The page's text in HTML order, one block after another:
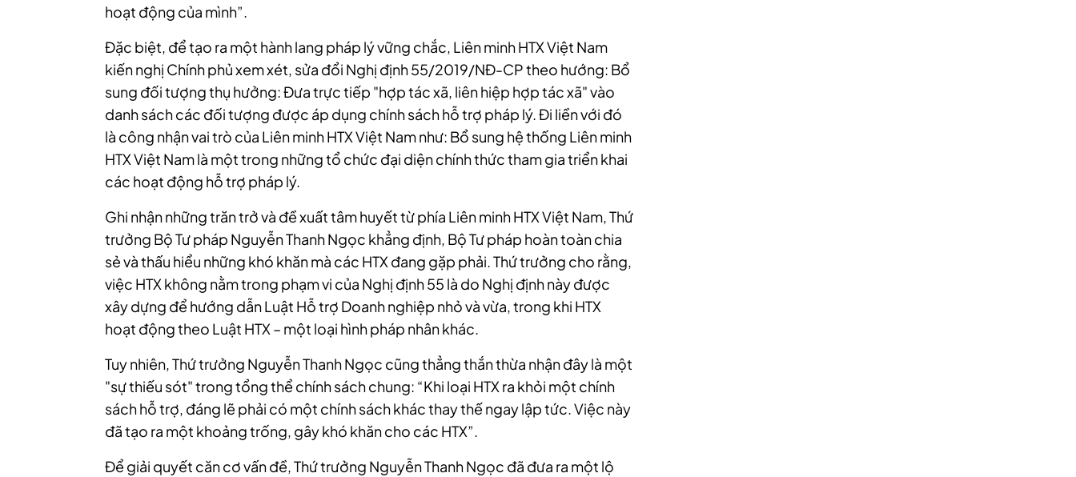
hoạt động của mình”.
Đặc biệt, để tạo ra một hành lang pháp lý vững chắc, Liên minh HTX Việt Nam
kiến nghị Chính phủ xem xét, sửa đổi Nghị định 55/2019/NĐ-CP theo hướng: Bổ
sung đối tượng thụ hưởng: Đưa trực tiếp "hợp tác xã, liên hiệp hợp tác xã" vào
danh sách các đối tượng được áp dụng chính sách hỗ trợ pháp lý. Đi liền với đó
là công nhận vai trò của Liên minh HTX Việt Nam như: Bổ sung hệ thống Liên minh
HTX Việt Nam là một trong những tổ chức đại diện chính thức tham gia triển khai
các hoạt động hỗ trợ pháp lý.
Ghi nhận những trăn trở và đề xuất tâm huyết từ phía Liên minh HTX Việt Nam, Thứ
trưởng Bộ Tư pháp Nguyễn Thanh Ngọc khẳng định, Bộ Tư pháp hoàn toàn chia
sẻ và thấu hiểu những khó khăn mà các HTX đang gặp phải. Thứ trưởng cho rằng,
việc HTX không nằm trong phạm vi của Nghị định 55 là do Nghị định này được
xây dựng để hướng dẫn Luật Hỗ trợ Doanh nghiệp nhỏ và vừa, trong khi HTX
hoạt động theo Luật HTX – một loại hình pháp nhân khác.
Tuy nhiên, Thứ trưởng Nguyễn Thanh Ngọc cũng thẳng thắn thừa nhận đây là một
"sự thiếu sót" trong tổng thể chính sách chung: “Khi loại HTX ra khỏi một chính
sách hỗ trợ, đáng lẽ phải có một chính sách khác thay thế ngay lập tức. Việc này
đã tạo ra một khoảng trống, gây khó khăn cho các HTX”.
Để giải quyết căn cơ vấn đề, Thứ trưởng Nguyễn Thanh Ngọc đã đưa ra một lộ